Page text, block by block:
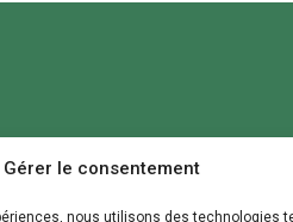
Gérer le consentement
nous utilisons des technologies